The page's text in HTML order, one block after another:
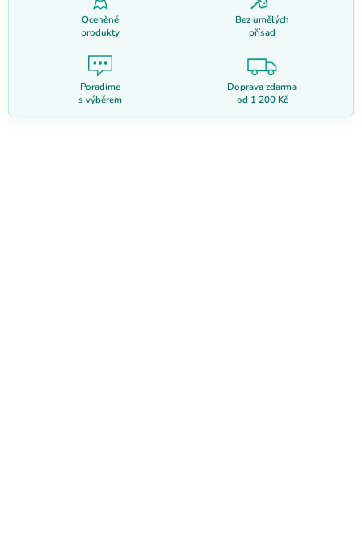
Oceněné
produkty
Bez umělých
přísad
Poradíme
s výběrem
Doprava zdarma
od 1 200 Kč